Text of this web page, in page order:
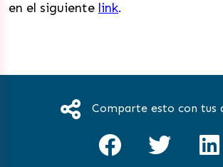
en el siguiente link.
Comparte esto con tus